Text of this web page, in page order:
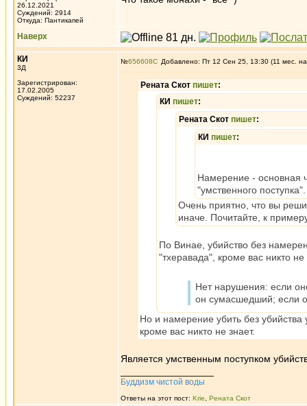
26.12.2021
Суждений: 2914
Откуда: Пантикапей
Наверх
КИ
3Д
Зарегистрирован:
17.02.2005
Суждений: 52237
№656608 Добавлено: Пт 12 Сен 25, 13:30 (11 мес.
Рената Скот пишет:
КИ пишет:
Рената Скот пишет:
КИ пишет:
Намерение - основная
"умственного поступка".
Очень приятно, что вы
иначе. Почитайте, к
По Винае, убийство без
"тхеравада", кроме вас никто не
Нет нарушения: если
он сумасшедший; если
Но и намерение убить без убийства
кроме вас никто не знает.
Является умственным поступком
Буддизм чистой воды
Ответы на этот пост: Krie Рената Скот